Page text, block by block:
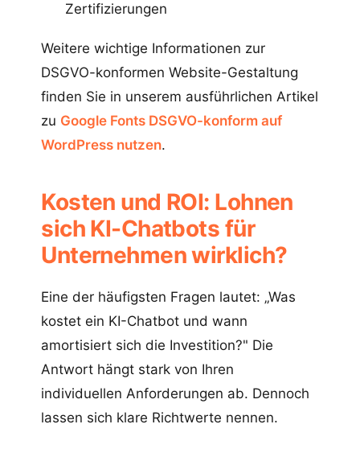
Zertifizierungen
Weitere wichtige Informationen zur
DSGVO-konformen Website-Gestaltung
finden Sie in unserem ausführlichen Artikel
zu Google Fonts DSGVO-konform auf
WordPress nutzen.
Kosten und ROI: Lohnen
sich KI-Chatbots für
Unternehmen wirklich?
Eine der häufigsten Fragen lautet: „Was
kostet ein KI-Chatbot und wann
amortisiert sich die Investition?" Die
Antwort hängt stark von Ihren
individuellen Anforderungen ab. Dennoch
lassen sich klare Richtwerte nennen.